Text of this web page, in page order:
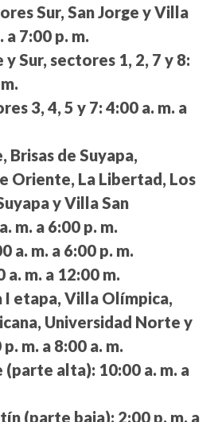
Sur, San Jorge y Villa
a 7:00 p. m.
Sur, sectores 1, 2, 7 y 8:
3, 4, 5 y 7: 4:00 a. m. a
Brisas de Suyapa,
Oriente, La Libertad, Los
y Villa San
m. a 6:00 p. m.
a. m. a 6:00 p. m.
a. m. a 12:00 m.
etapa, Villa Olímpica,
Universidad Norte y
m. a 8:00 a. m.
(parte alta): 10:00 a. m. a
(parte baja): 2:00 p. m. a